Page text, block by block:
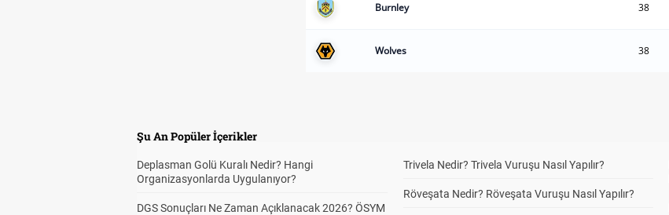
Burnley 38
Wolves 38
Şu An Popüler İçerikler
Deplasman Golü Kuralı Nedir? Hangi
Organizasyonlarda Uygulanıyor?
DGS Sonuçları Ne Zaman Açıklanacak 2026? ÖSYM
Trivela Nedir? Trivela Vuruşu Nasıl Yapılır?
Röveşata Nedir? Röveşata Vuruşu Nasıl Yapılır?